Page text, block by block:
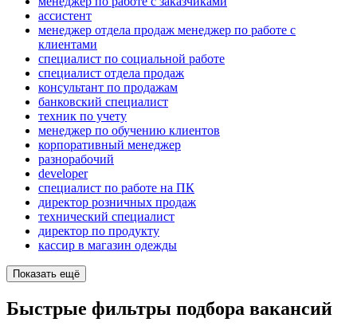
ассистент
менеджер отдела продаж менеджер по работе с
клиентами
специалист по социальной работе
специалист отдела продаж
консультант по продажам
банковский специалист
техник по учету
менеджер по обучению клиентов
корпоративный менеджер
разнорабочий
developer
специалист по работе на ПК
директор розничных продаж
технический специалист
директор по продукту
кассир в магазин одежды
Показать ещё
Быстрые фильтры подбора вакансий